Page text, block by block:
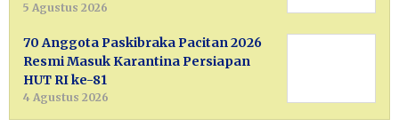
5 Agustus 2026
70 Anggota Paskibraka Pacitan 2026
Resmi Masuk Karantina Persiapan
HUT RI ke-81
4 Agustus 2026